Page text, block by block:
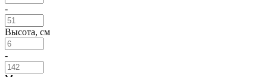
-
Высота, см
-